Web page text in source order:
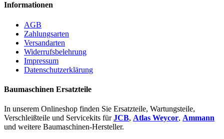
Informationen
AGB
Zahlungsarten
Versandarten
Widerrufsbelehrung
Impressum
Datenschutzerklärung
Baumaschinen Ersatzteile
In unserem Onlineshop finden Sie Ersatzteile, Wartungsteile,
Verschleißteile und Servicekits fürJCB, Atlas Weycor, Ammann
und weitere Baumaschinen-Hersteller.